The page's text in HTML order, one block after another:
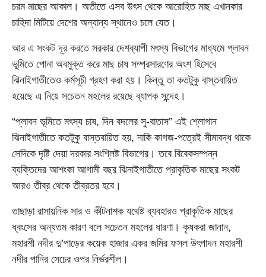
চরম মাছের আকাল। অতীতে এসব উৎস থেকে আরোহিত মাছ এখানকার
চাহিদা মিটিয়ে দেশের অন্যান্য স্থানেও চলে যেত।
আর এ সংকট দূর করতে সরকার দেশব্যাপী মৎস্য বিভাগের মাধ্যমে প্লাবন
ভূমিতে পোনা অবমুক্ত করে মাছ চাষ সম্প্রসারণের অংশ হিসেবে
ঝিনাইগাতীতেও কর্মসূচী গ্রহণ করা হয়। কিন্তু তা কতটুকু বাস্তবায়িত
হয়েছে এ নিয়ে সচেতন মহলের রয়েছে ব্যাপক সন্দেহ।
“প্লাবন ভূমিতে মৎস্য চাষ, দিন বদলের সু-বাতাস” এই শ্লোগান
ঝিনাইগাতীতে কতটুকু বাস্তবায়িত হয়, নাকি কাগজ-পত্রেই সীমাবদ্ধ থাকে
সেদিকে দৃষ্টি দেয়া দরকার সংশ্লিষ্ট বিভাগের। তবে বিবেকসম্পন্ন
ব্যক্তিদের আশংকা আগামী বছর ঝিনাইগাতীতে প্রাকৃতিক মাছের সংকট
আরও তীব্র থেকে তীব্রতর হবে।
তাছাড়া রাসায়নিক সার ও কীটনাশক যথেষ্ট ব্যবহারও প্রাকৃতিক মাছের
ধ্বংসের অন্যতম কারণ বলে সচেতন মহলের ধারণা। কৃষকরা জানান,
মহারশী নদীর দু’পাড়ের কয়েক হাজার একর জমির ফসল উৎপাদন মহারশী
নদীর পানির সেচের ওপর নির্ভরশীল।